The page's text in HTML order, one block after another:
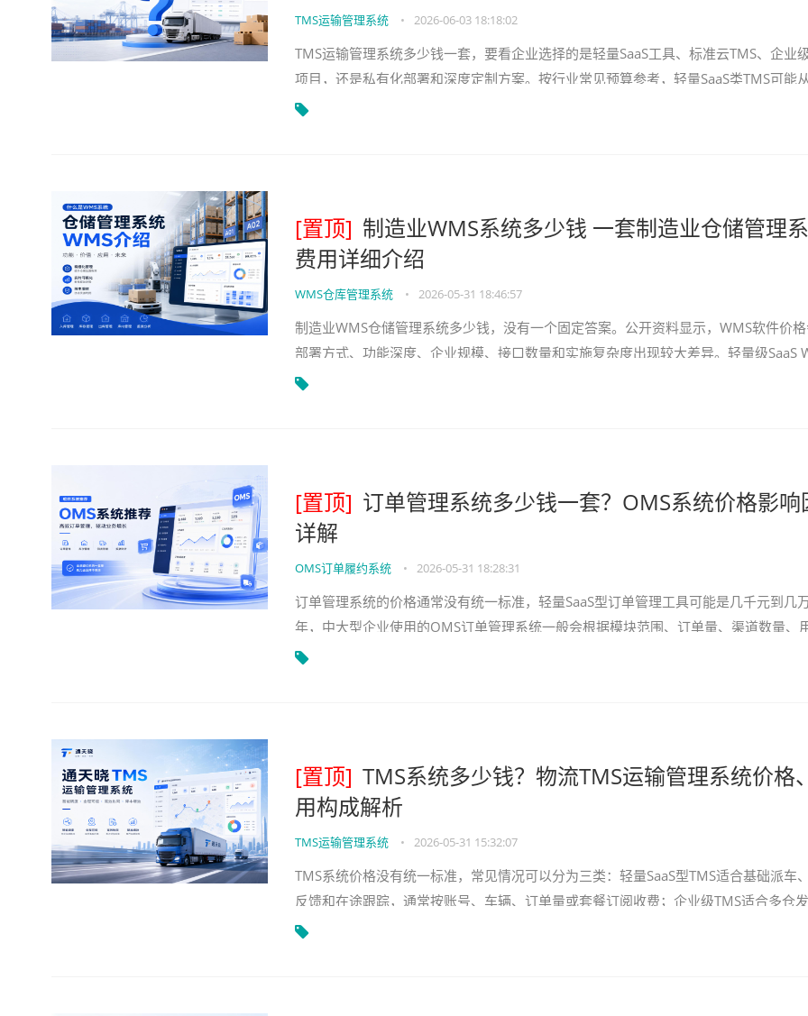
TMS运输管理系统 • 2026-06-03 18:18:02
TMS运输管理系统多少钱一套，要看企业选择的是轻量SaaS工具、标准云TMS、企业
项目，还是私有化部署和深度定制方案。按行业常见预算参考，轻量SaaS类TMS可能
元到几千元/月起；中小企
[置顶] 制造业WMS系统多少钱 一套制造业仓储管理
费用详细介绍
WMS仓库管理系统 • 2026-05-31 18:46:57
制造业WMS仓储管理系统多少钱，没有一个固定答案。公开资料显示，WMS软件价
部署方式、功能深度、企业规模、接口数量和实施复杂度出现较大差异。轻量级SaaS
可能按年订阅，复杂制造业WMS项
[置顶] 订单管理系统多少钱一套？OMS系统价格影响
详解
OMS订单履约系统 • 2026-05-31 18:28:31
订单管理系统的价格通常没有统一标准，轻量SaaS型订单管理工具可能是几千元到几
年，中大型企业使用的OMS订单管理系统一般会根据模块范围、订单量、渠道数量、
量、部署方式、系统接口和实施服务报
[置顶] TMS系统多少钱？物流TMS运输管理系统价格
用构成解析
TMS运输管理系统 • 2026-05-31 15:32:07
TMS系统价格没有统一标准，常见情况可以分为三类：轻量SaaS型TMS适合基础派车
反馈和在途跟踪，通常按账号、车辆、订单量或套餐订阅收费；企业级TMS适合多仓发
多承运商协同、签收回单、运输异